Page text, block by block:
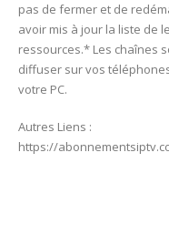
pas de fermer et de
avoir mis à jour la liste de
ressources.* Les chaînes
diffuser sur vos
votre PC.
Autres Liens :
https://